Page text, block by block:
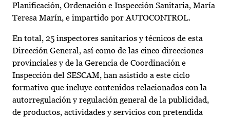
Planificación, Ordenación e Inspección Sanitaria, María
Teresa Marín, e impartido por AUTOCONTROL.
En total, 25 inspectores sanitarios y técnicos de esta
Dirección General, así como de las cinco direcciones
provinciales y de la Gerencia de Coordinación e
Inspección del SESCAM, han asistido a este ciclo
formativo que incluye contenidos relacionados con la
autorregulación y regulación general de la publicidad,
de productos, actividades y servicios con pretendida